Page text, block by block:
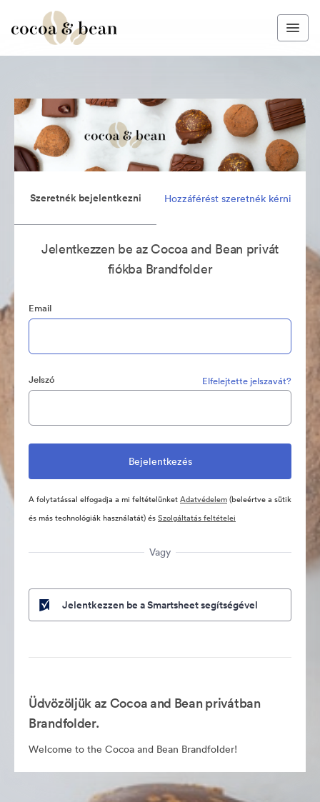
Szeretnék bejelentkezni Hozzáférést szeretnék kérni
Jelentkezzen be az Cocoa and Bean privát
fiókba Brandfolder
Email
Jelszó Elfelejtette jelszavát?
A folytatással elfogadja a mi feltételünketAdatvédelem(beleértve a sütik
és más technológiák használatát) ésSzolgáltatás feltételei
Vagy
Jelentkezzen be a Smartsheet segítségével
Üdvözöljük az Cocoa and Bean privátban
Brandfolder.
Welcome to the Cocoa and Bean Brandfolder!